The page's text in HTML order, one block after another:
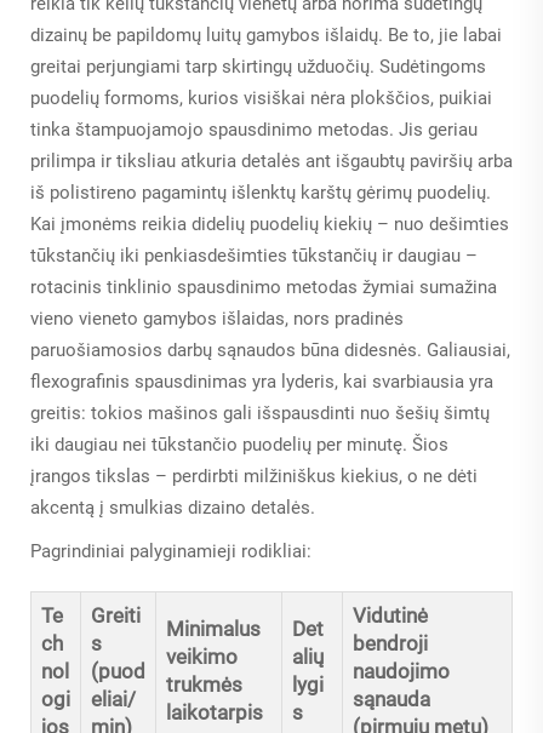
dizainų be papildomų luitų gamybos išlaidų. Be to, jie labai
greitai perjungiami tarp skirtingų užduočių. Sudėtingoms
puodelių formoms, kurios visiškai nėra plokščios, puikiai
tinka štampuojamojo spausdinimo metodas. Jis geriau
prilimpa ir tiksliau atkuria detalės ant išgaubtų paviršių arba
iš polistireno pagamintų išlenktų karštų gėrimų puodelių.
Kai įmonėms reikia didelių puodelių kiekių – nuo dešimties
tūkstančių iki penkiasdešimties tūkstančių ir daugiau –
rotacinis tinklinio spausdinimo metodas žymiai sumažina
vieno vieneto gamybos išlaidas, nors pradinės
paruošiamosios darbų sąnaudos būna didesnės. Galiausiai,
flexografinis spausdinimas yra lyderis, kai svarbiausia yra
greitis: tokios mašinos gali išspausdinti nuo šešių šimtų
iki daugiau nei tūkstančio puodelių per minutę. Šios
įrangos tikslas – perdirbti milžiniškus kiekius, o ne dėti
akcentą į smulkias dizaino detalės.
Pagrindiniai palyginamieji rodikliai:
Te
ch
nol
ogi
jos
Greiti
s
(puod
eliai/
min)
Minimalus
veikimo
trukmės
laikotarpis
Det
alių
lygi
s
Vidutinė
bendroji
naudojimo
sąnauda
(pirmųjų metų)